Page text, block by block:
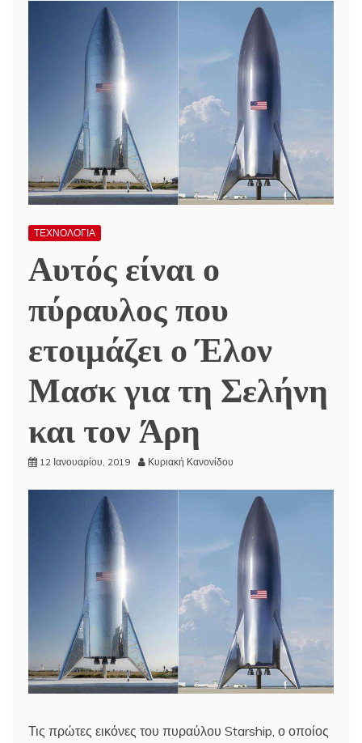
ΤΕΧΝΟΛΟΓΙΑ
Αυτός είναι ο
πύραυλος που
ετοιμάζει ο Έλον
Μασκ για τη Σελήνη
και τον Άρη
12 Ιανουαρίου, 2019 Κυριακή Κανονίδου
Τις πρώτες εικόνες του πυραύλου Starship, ο οποίος